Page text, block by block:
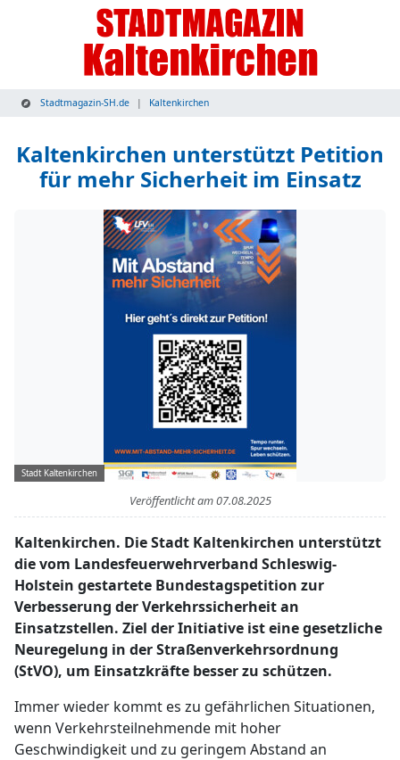
Stadtmagazin-SH.de Kaltenkirchen
Kaltenkirchen unterstützt Petition
für mehr Sicherheit im Einsatz
Stadt Kaltenkirchen
Veröffentlicht am07.08.2025
Kaltenkirchen. Die Stadt Kaltenkirchen unterstützt
die vom Landesfeuerwehrverband Schleswig-
Holstein gestartete Bundestagspetition zur
Verbesserung der Verkehrssicherheit an
Einsatzstellen. Ziel der Initiative ist eine gesetzliche
Neuregelung in der Straßenverkehrsordnung
(StVO), um Einsatzkräfte besser zu schützen.
Immer wieder kommt es zu gefährlichen Situationen,
wenn Verkehrsteilnehmende mit hoher
Geschwindigkeit und zu geringem Abstand an